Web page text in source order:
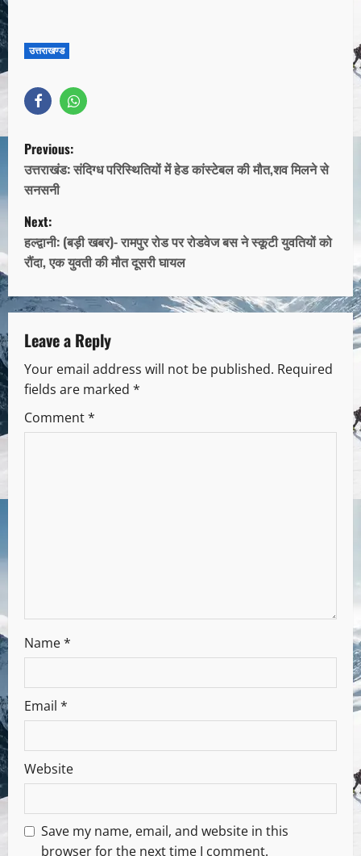
उत्तराखण्ड
Previous:
उत्तराखंड: संदिग्ध परिस्थितियों में हेड कांस्टेबल की मौत,शव मिलने से
सनसनी
Next:
हल्द्वानी: (बड़ी खबर)- रामपुर रोड पर रोडवेज बस ने स्कूटी युवतियों को
रौंदा, एक युवती की मौत दूसरी घायल
Leave a Reply
Your email address will not be published. Required
fields are marked *
Comment*
Name*
Email *
Website
Save my name, email, and website in this
browser for the next time I comment.